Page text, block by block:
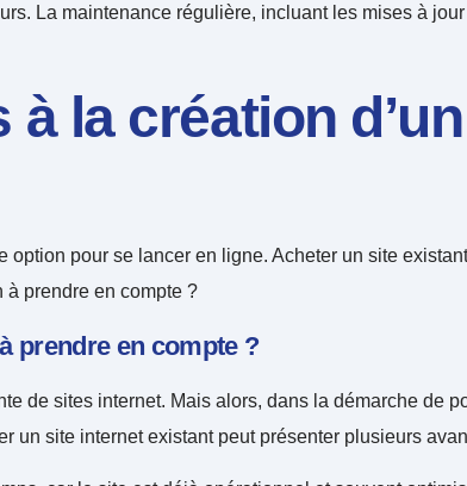
La maintenance régulière, incluant les mises à
la création
option pour se lancer en ligne. Acheter un site
à prendre en compte ?
prendre en compte ?
de sites internet. Mais alors, dans la démarche de
un site internet existant peut présenter plusieurs